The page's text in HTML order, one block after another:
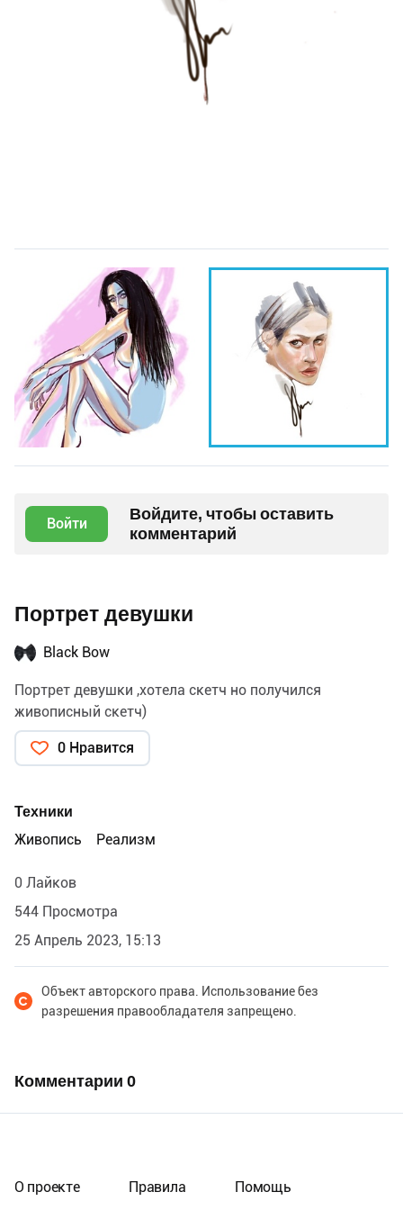
Войти
Войдите, чтобы оставить
комментарий
Портрет девушки
Black Bow
Портрет девушки ,хотела скетч но получился
живописный скетч)
0 Нравится
Техники
Живопись
Реализм
0 Лайков
544 Просмотра
25 Апрель 2023, 15:13
Объект авторского права. Использование без
разрешения правообладателя запрещено.
Комментарии 0
О проекте Правила Помощь